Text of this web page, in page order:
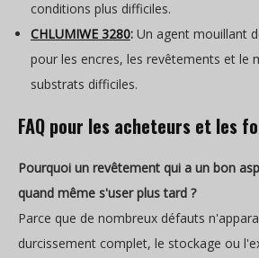
conditions plus difficiles.
CHLUMIWE 3280: Un agent mouillant
pour les encres, les revêtements et le
substrats difficiles.
FAQ pour les acheteurs et les
Pourquoi un revêtement qui a un bon
quand même s'user plus tard ?
Parce que de nombreux défauts
durcissement complet, le stockage ou